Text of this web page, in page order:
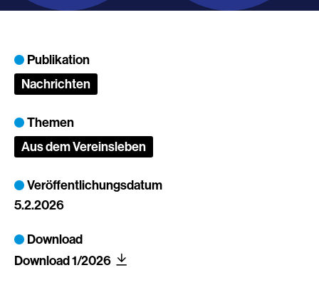
Publikation
Nachrichten
Themen
Aus dem Vereinsleben
Veröffentlichungsdatum
5.2.2026
Download
Download 1/2026